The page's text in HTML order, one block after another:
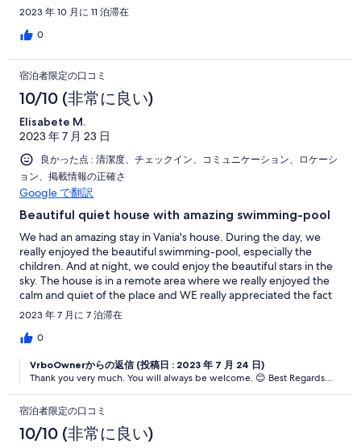
2023 年 10 月に 11 泊滞在
0
宿泊者限定の口コミ
10/10 (非常に良い)
Elisabete M.
2023 年 7 月 23 日
良かった点 : 清潔度、チェックイン、コミュニケーション、ロケーシ
ョン、掲載情報の正確さ
Google で翻訳
Beautiful quiet house with amazing swimming-pool
We had an amazing stay in Vania's house. During the day, we
really enjoyed the beautiful swimming-pool, especially the
children. And at night, we could enjoy the beautiful stars in the
sky. The house is in a remote area where we really enjoyed the
calm and quiet of the place and WE really appreciated the fact
that our privacy was respected. Yet, we were near the town of
Silves and not far from the beaches. Thanks a lot for making our
short holidays (just one week) a success ! Hope we can come
2023 年 7 月に 7 泊滞在
0
VrboOwnerからの返信 (投稿日 : 2023 年 7 月 24 日)
Thank you very much. You will always be welcome. 😊 Best Regards...
宿泊者限定の口コミ
10/10 (非常に良い)